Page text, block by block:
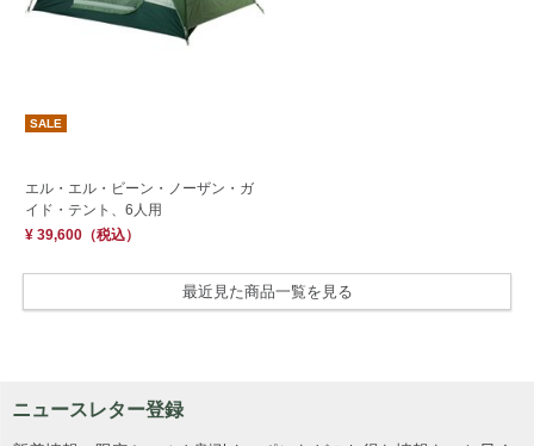
SALE
エル・エル・ビーン・ノーザン・ガ
イド・テント、6人用
¥ 39,600（税込）
最近見た商品一覧を見る
ニュースレター登録